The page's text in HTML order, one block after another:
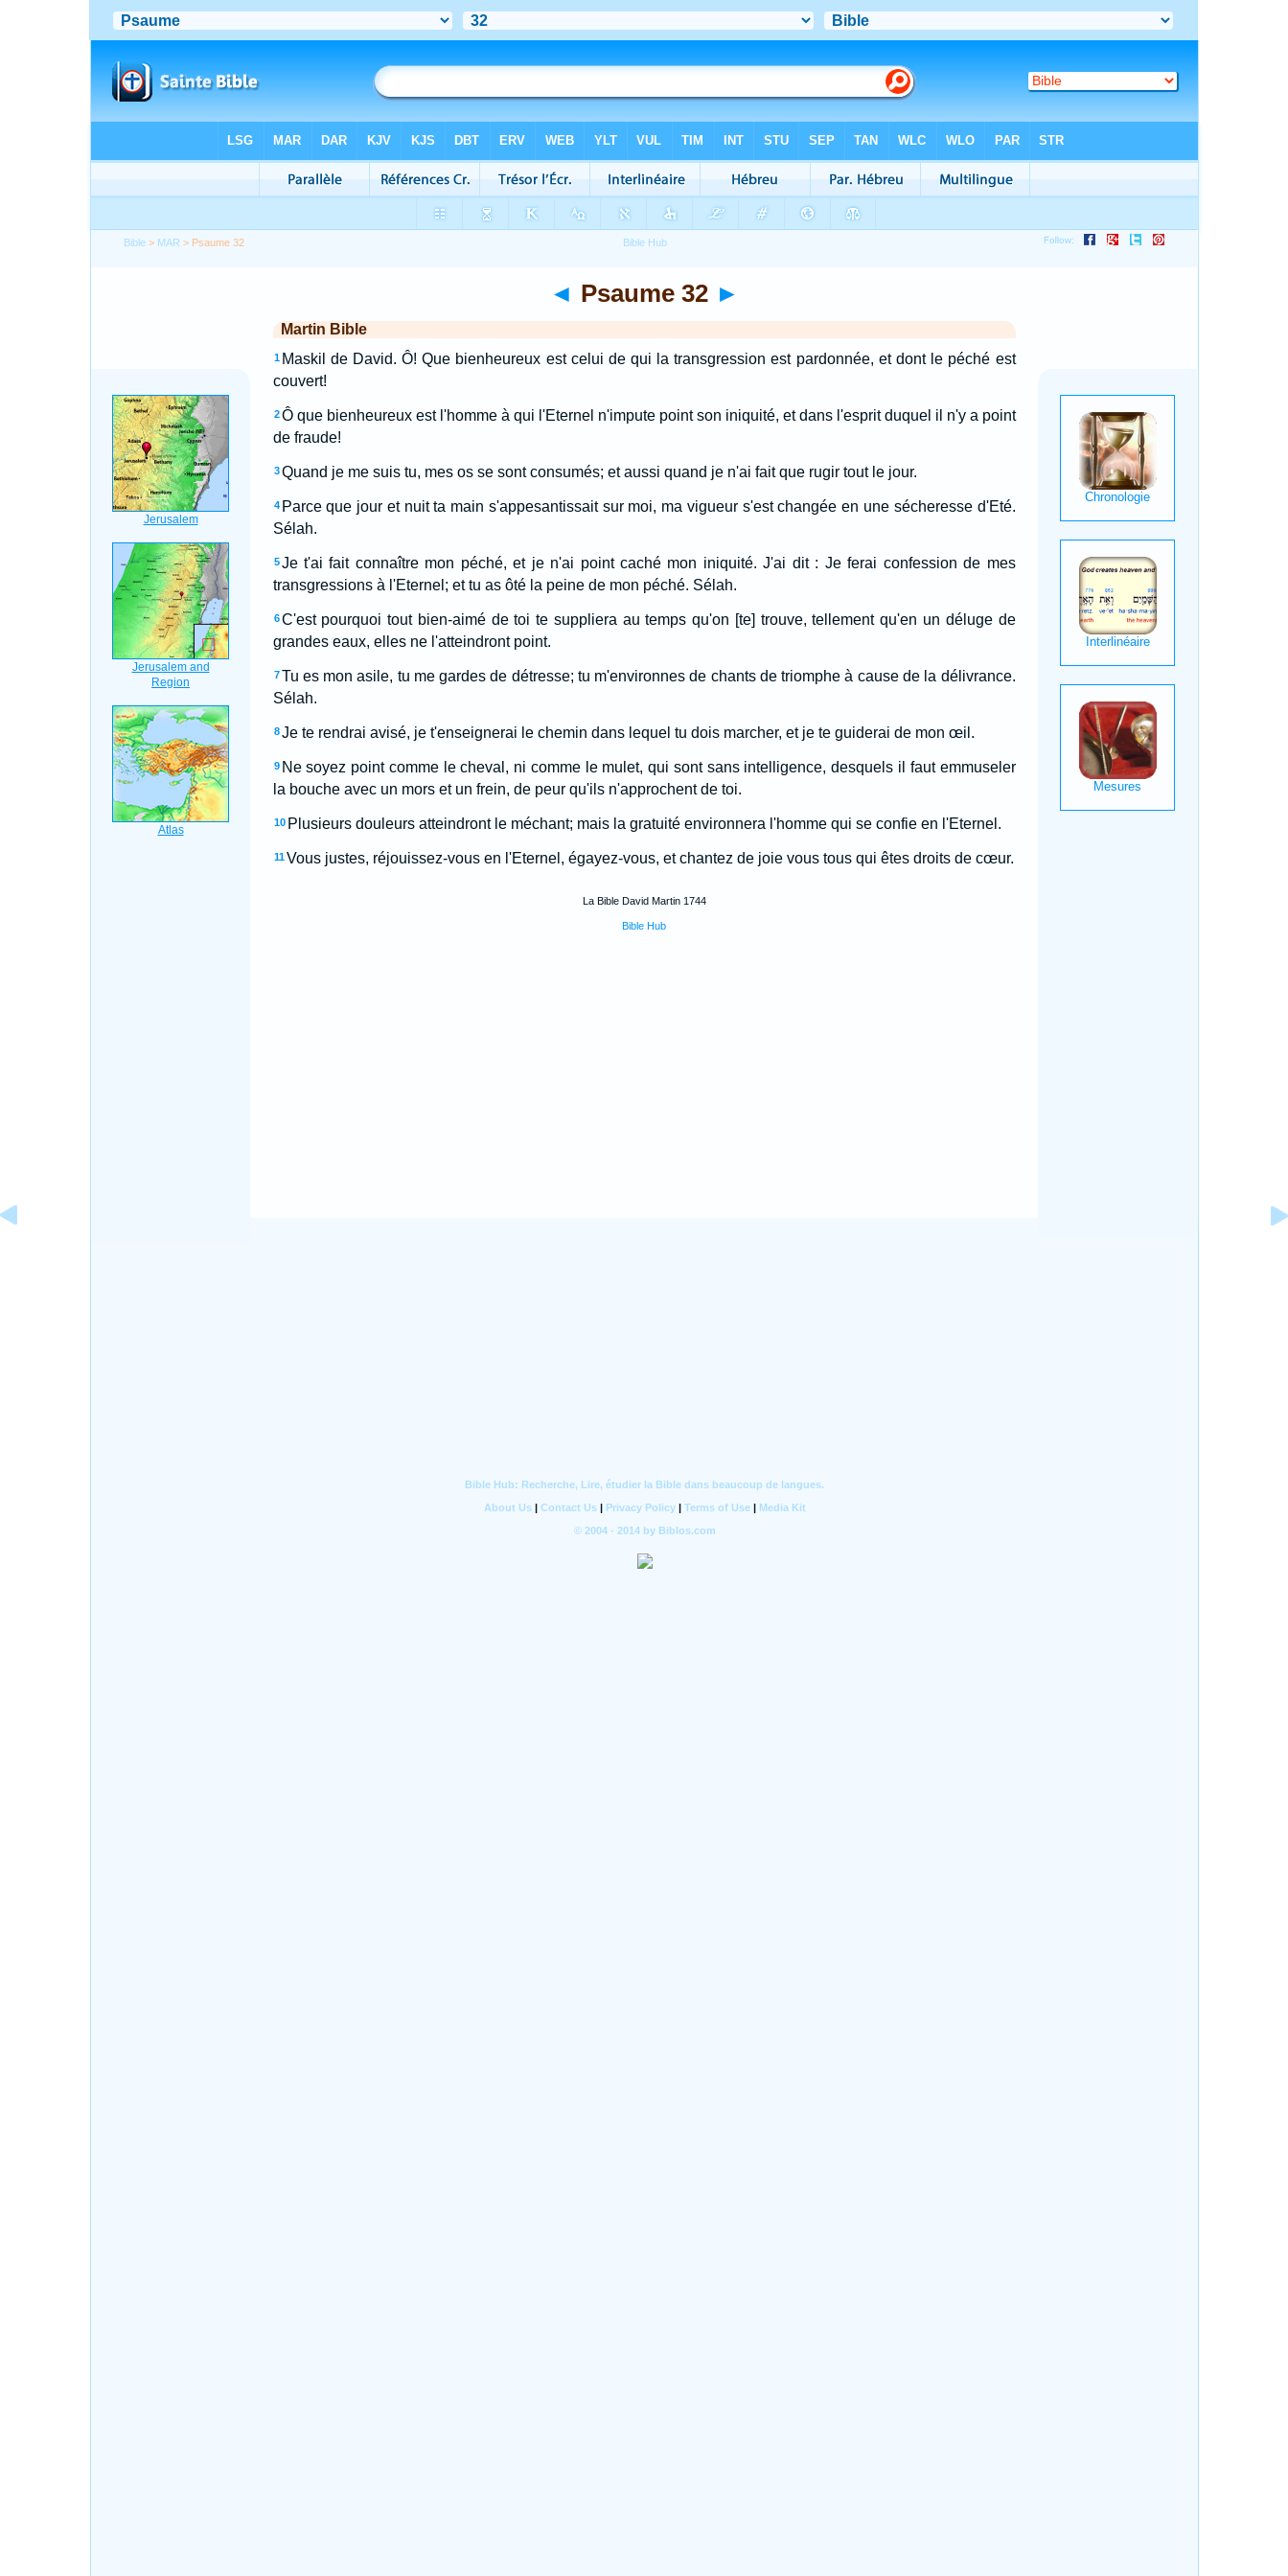
Bible > MAR > Psaume 32
◄ Psaume 32 ►
Martin Bible
1 Maskil de David. Ô! Que bienheureux est celui de qui la transgression est pardonnée, et dont le péché est
couvert!
2 Ô que bienheureux est l'homme à qui l'Eternel n'impute point son iniquité, et dans l'esprit duquel il n'y a point
de fraude!
3 Quand je me suis tu, mes os se sont consumés; et aussi quand je n'ai fait que rugir tout le jour.
4 Parce que jour et nuit ta main s'appesantissait sur moi, ma vigueur s'est changée en une sécheresse d'Eté.
Sélah.
5 Je t'ai fait connaître mon péché, et je n'ai point caché mon iniquité. J'ai dit : Je ferai confession de mes
transgressions à l'Eternel; et tu as ôté la peine de mon péché. Sélah.
6 C'est pourquoi tout bien-aimé de toi te suppliera au temps qu'on [te] trouve, tellement qu'en un déluge de
grandes eaux, elles ne l'atteindront point.
7 Tu es mon asile, tu me gardes de détresse; tu m'environnes de chants de triomphe à cause de la délivrance.
Sélah.
8 Je te rendrai avisé, je t'enseignerai le chemin dans lequel tu dois marcher, et je te guiderai de mon œil.
9 Ne soyez point comme le cheval, ni comme le mulet, qui sont sans intelligence, desquels il faut emmuseler
la bouche avec un mors et un frein, de peur qu'ils n'approchent de toi.
10 Plusieurs douleurs atteindront le méchant; mais la gratuité environnera l'homme qui se confie en l'Eternel.
11 Vous justes, réjouissez-vous en l'Eternel, égayez-vous, et chantez de joie vous tous qui êtes droits de cœur.
La Bible David Martin 1744
Bible Hub